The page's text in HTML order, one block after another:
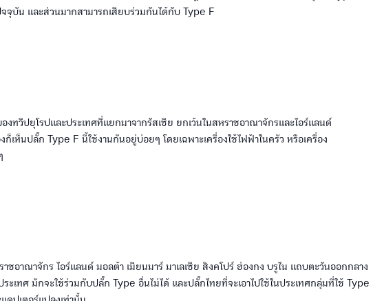
จจุบัน และส่วนมากสามารถเสียบร่วมกันได้กับ Type F
งทวีปยุโรปและประเทศที่แยกมาจากรัสเซีย ยกเว้นในสหราชอาณาจักรและไอร์แลนด์
งก็เห็นปลั๊ก Type F นี้ใช้งานกันอยู่บ่อยๆ โดยเฉพาะเครื่องใช้ไฟฟ้าในครัว หรือเครื่อง
าชอาณาจักร ไอร์แลนด์ มอลต้า เมียนมาร์ มาเลเซีย สิงคโปร์ ฮ่องกง บรูไน แถบตะวันออกกลาง
ระเทศ มักจะใช้ร่วมกับปลั๊ก Type อื่นไม่ได้ และปลั๊กไทยที่จะเอาไปใช้ในประเทศกลุ่มที่ใช้ Type